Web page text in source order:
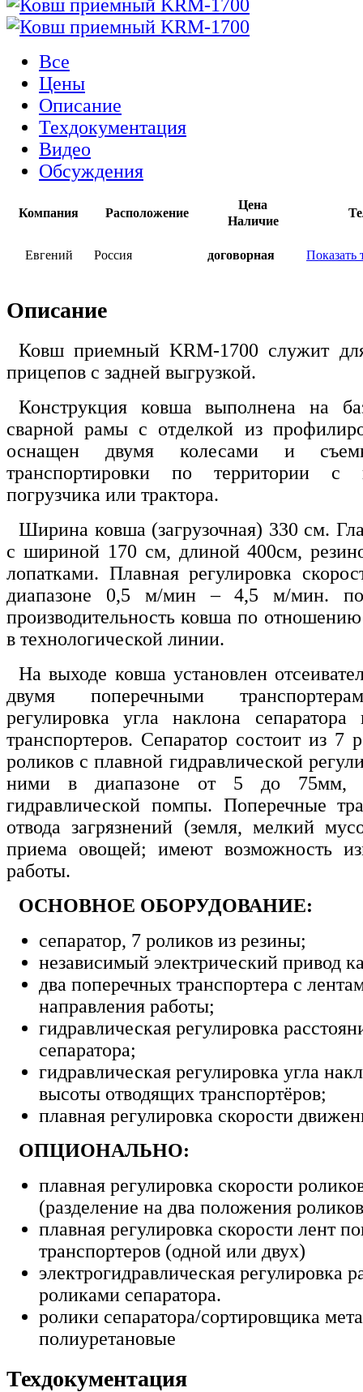
Все
Цены
Описание
Техдокументация
Видео
Обсуждения
Компания Расположение
Цена
Наличие
Евгений Россия договорная Показать
Описание
Ковш приемный KRM-1700 служит
прицепов с задней выгрузкой.
Конструкция ковша выполнена на
сварной рамы с отделкой из
оснащен двумя колесами и
транспортировки по территории с
погрузчика или трактора.
Ширина ковша (загрузочная) 330 см.
с шириной 170 см, длиной 400см,
лопатками. Плавная регулировка
диапазоне 0,5 м/мин – 4,5 м/мин.
производительность ковша по
в технологической линии.
На выходе ковша установлен
двумя поперечными
регулировка угла наклона
транспортеров. Сепаратор состоит из 7
роликов с плавной гидравлической
ними в диапазоне от 5 до 75мм,
гидравлической помпы. Поперечные
отвода загрязнений (земля, мелкий
приема овощей; имеют возможность
работы.
ОСНОВНОЕ ОБОРУДОВАНИЕ:
сепаратор, 7 роликов из резины;
независимый электрический привод
два поперечных транспортера с
направления работы;
гидравлическая регулировка
сепаратора;
гидравлическая регулировка угла
высоты отводящих транспортёров;
плавная регулировка скорости
ОПЦИОНАЛЬНО:
плавная регулировка скорости
(разделение на два положения
плавная регулировка скорости лент
транспортеров (одной или двух)
электрогидравлическая регулировка
роликами сепаратора.
ролики сепаратора/сортировщика
полиуретановые
Техдокументация